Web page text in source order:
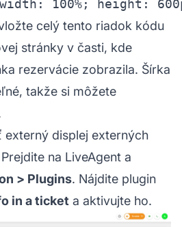
celý tento riadok kódu
stránky v časti, kde
rezervácie zobrazila. Šírka
takže si môžete
externý displej externých
na LiveAgent a
> Plugins. Nájdite plugin
in a ticket a aktivujte ho.